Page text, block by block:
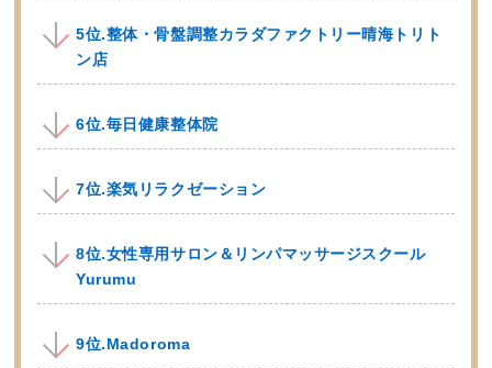
5位.整体・骨盤調整カラダファクトリー晴海トリト
ン店
6位.毎日健康整体院
7位.楽気リラクゼーション
8位.女性専用サロン＆リンパマッサージスクール
Yurumu
9位.Madoroma